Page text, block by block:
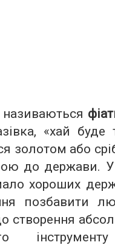
називаються
«хай буде
золотом або
до держави. У
хороших
позбавити
створення